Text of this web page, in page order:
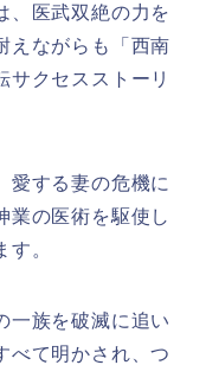
、医武双絶の力を
えながらも「西南
サクセスストーリ
愛する妻の危機に
業の医術を駆使し
。
一族を破滅に追い
べて明かされ、つ